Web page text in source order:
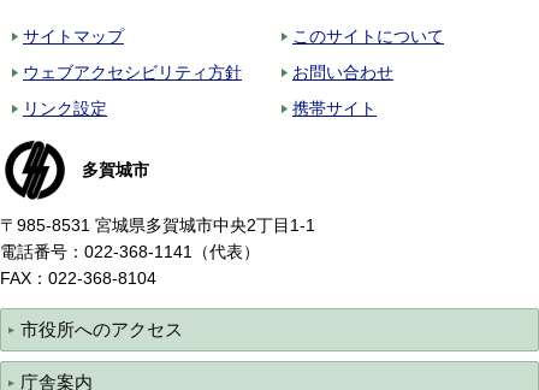
サイトマップ
このサイトについて
ウェブアクセシビリティ方針
お問い合わせ
リンク設定
携帯サイト
多賀城市
〒985-8531 宮城県多賀城市中央2丁目1-1
電話番号：022-368-1141（代表）
FAX：022-368-8104
市役所へのアクセス
庁舎案内